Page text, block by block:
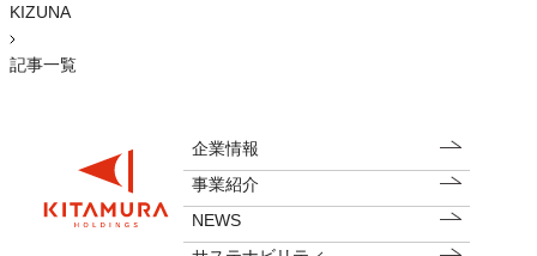
KIZUNA
記事一覧
企業情報
事業紹介
NEWS